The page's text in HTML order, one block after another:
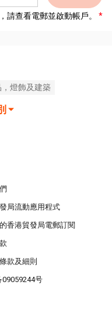
請查看電郵並啟動帳戶。
燈飾及建築
局流動應用程式
香港貿發局電郵訂閱
款及細則
09059244号